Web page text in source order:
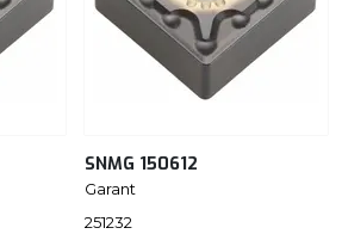
SNMG 150612
Garant
251232